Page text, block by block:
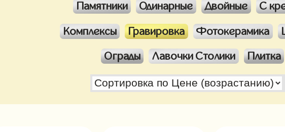
Памятники Одинарные Двойные С
Комплексы Гравировка Фотокерамика
Ограды Лавочки Столики Плитка